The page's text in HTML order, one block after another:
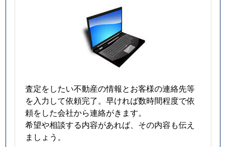
査定をしたい不動産の情報とお客様の連絡先等
を入力して依頼完了。早ければ数時間程度で依
頼をした会社から連絡がきます。
希望や相談する内容があれば、その内容も伝え
ましょう。